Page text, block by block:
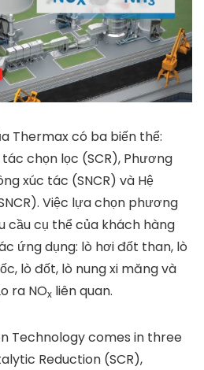
Thermax có ba biến thể:
chọn lọc (SCR), Phương
xúc tác (SNCR) và Hệ
Việc lựa chọn phương
cầu cụ thể của khách hàng
ứng dụng: lò hơi đốt than, lò
lò đốt, lò nung xi măng và
ra NOx liên quan.
Technology comes in three
Reduction (SCR),